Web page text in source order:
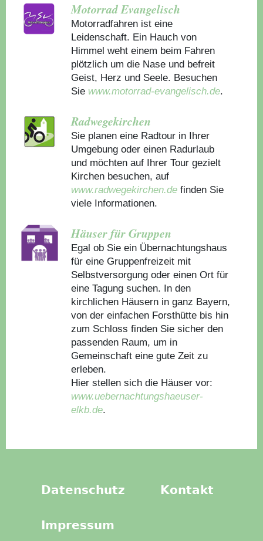
Motorrad Evangelisch
Motorradfahren ist eine
Leidenschaft. Ein Hauch von
Himmel weht einem beim Fahren
plötzlich um die Nase und befreit
Geist, Herz und Seele. Besuchen
Sie www.motorrad-evangelisch.de.
Radwegekirchen
Sie planen eine Radtour in Ihrer
Umgebung oder einen Radurlaub
und möchten auf Ihrer Tour gezielt
Kirchen besuchen, auf
www.radwegekirchen.de finden Sie
viele Informationen.
Häuser für Gruppen
Egal ob Sie ein Übernachtungshaus
für eine Gruppenfreizeit mit
Selbstversorgung oder einen Ort für
eine Tagung suchen. In den
kirchlichen Häusern in ganz Bayern,
von der einfachen Forsthütte bis hin
zum Schloss finden Sie sicher den
passenden Raum, um in
Gemeinschaft eine gute Zeit zu
erleben.
Hier stellen sich die Häuser vor:
www.uebernachtungshaeuser-
elkb.de.
Datenschutz Kontakt
Impressum